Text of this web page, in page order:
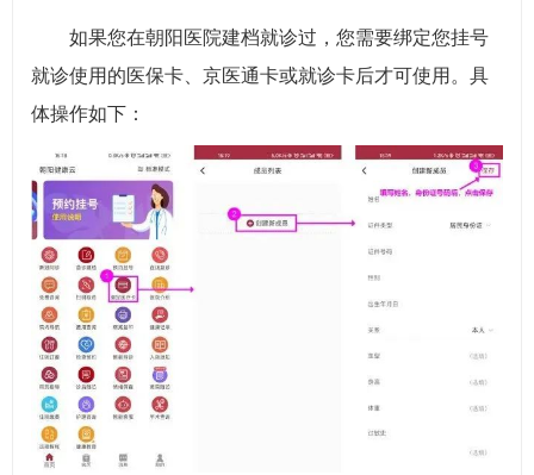
如果您在朝阳医院建档就诊过，您需要绑定您挂号
就诊使用的医保卡、京医通卡或就诊卡后才可使用。具
体操作如下：